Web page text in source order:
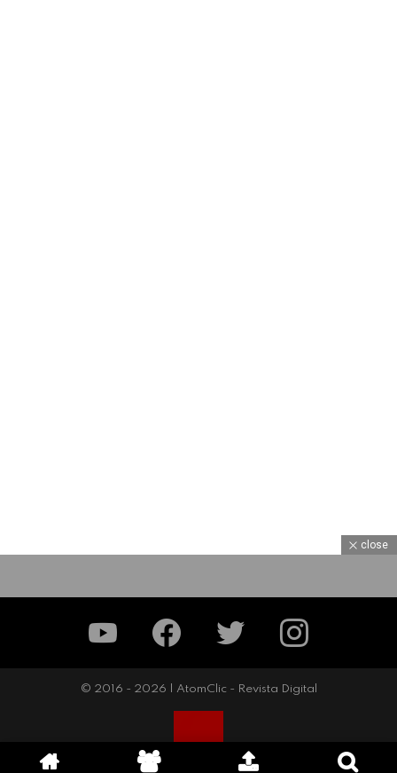
YouTube Facebook Twitter Instagram
© 2016 - 2026 | AtomClic - Revista Digital
close